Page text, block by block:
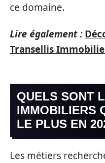
ce domaine.
Lire également :
Transellis
QUELS SONT
IMMOBILIERS
LE PLUS EN
Les métiers